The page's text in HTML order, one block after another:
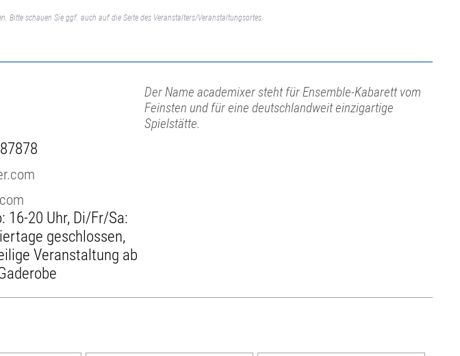
Bitte schauen Sie ggf. auch auf die Seite des Veranstalters/Veranstaltungsortes.
20 Uhr, Di/Fr/Sa:
geschlossen,
Veranstaltung ab
Der Name academixer steht für Ensemble-Kabarett vom
Feinsten und für eine deutschlandweit einzigartige
Spielstätte.